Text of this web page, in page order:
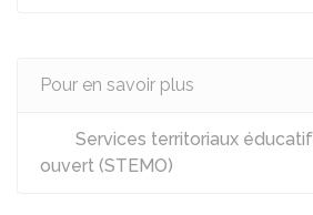
Pour en savoir plus
Services territoriaux
ouvert (STEMO)